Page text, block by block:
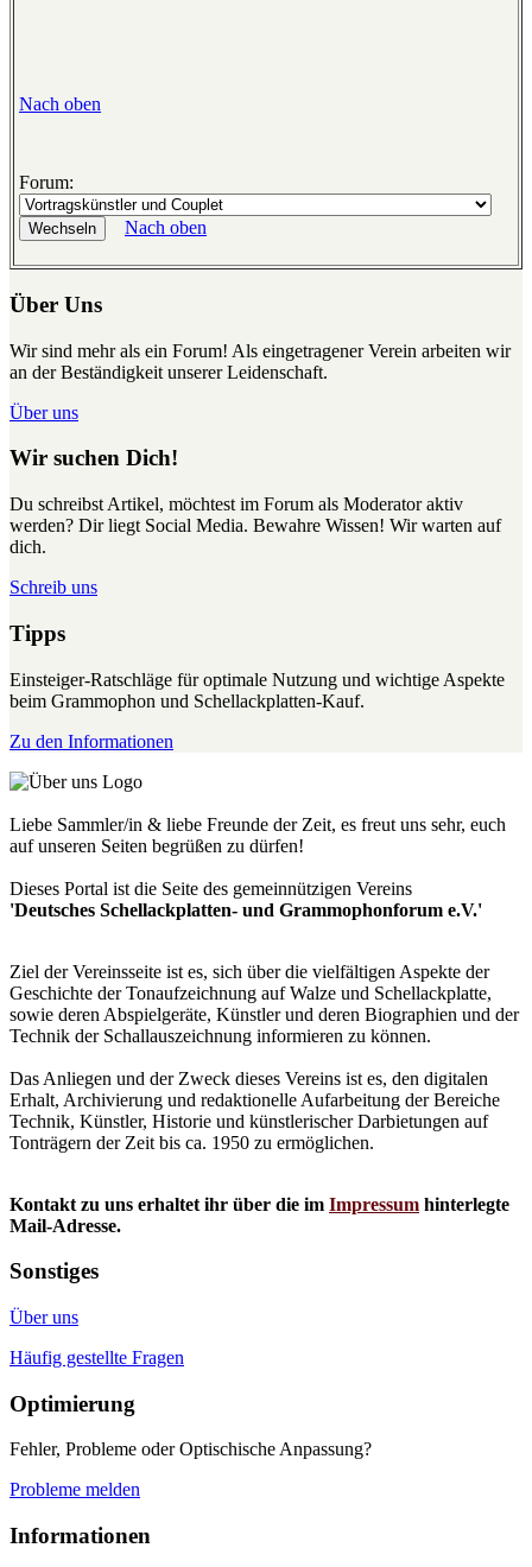
Nach oben
Forum:
Nach oben
Über Uns
Wir sind mehr als ein Forum! Als eingetragener Verein arbeiten wir
an der Beständigkeit unserer Leidenschaft.
Über uns
Wir suchen Dich!
Du schreibst Artikel, möchtest im Forum als Moderator aktiv
werden? Dir liegt Social Media. Bewahre Wissen! Wir warten auf
dich.
Schreib uns
Tipps
Einsteiger-Ratschläge für optimale Nutzung und wichtige Aspekte
beim Grammophon und Schellackplatten-Kauf.
Zu den Informationen
Liebe Sammler/in & liebe Freunde der Zeit, es freut uns sehr, euch
auf unseren Seiten begrüßen zu dürfen!
Dieses Portal ist die Seite des gemeinnützigen Vereins
'Deutsches Schellackplatten- und Grammophonforum e.V.'
Ziel der Vereinsseite ist es, sich über die vielfältigen Aspekte der
Geschichte der Tonaufzeichnung auf Walze und Schellackplatte,
sowie deren Abspielgeräte, Künstler und deren Biographien und der
Technik der Schallauszeichnung informieren zu können.
Das Anliegen und der Zweck dieses Vereins ist es, den digitalen
Erhalt, Archivierung und redaktionelle Aufarbeitung der Bereiche
Technik, Künstler, Historie und künstlerischer Darbietungen auf
Tonträgern der Zeit bis ca. 1950 zu ermöglichen.
Kontakt zu uns erhaltet ihr über die im Impressum hinterlegte
Mail-Adresse.
Sonstiges
Über uns
Häufig gestellte Fragen
Optimierung
Fehler, Probleme oder Optischische Anpassung?
Probleme melden
Informationen